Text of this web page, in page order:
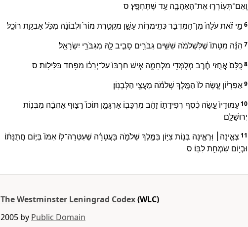
וְֽאִם־תְּעֽוֹרְר֛וּ אֶת־הָאַהֲבָ֖ה עַ֥ד שֶׁתֶּחְפָּֽץ׃ ס
6 מִ֣י זֹ֗את עֹלָה֙ מִן־הַמִּדְבָּ֔ר כְּתִֽימֲר֖וֹת עָשָׁ֑ן מְקֻטֶּ֤רֶת מוֹר֙ וּלְבוֹנָ֔ה מִכֹּ֖ל אַבְקַ֥ת רוֹכֵֽל׃
7 הִנֵּ֗ה מִטָּתוֹ֙ שֶׁלִּשְׁלֹמֹ֔ה שִׁשִּׁ֥ים גִּבֹּרִ֖ים סָבִ֣יב לָ֑הּ מִגִּבֹּרֵ֖י יִשְׂרָאֵֽל׃
8כֻּלָּם֙ אֲחֻ֣זֵי חֶ֔רֶב מְלֻמְּדֵ֖י מִלְחָמָ֑ה אִ֤ישׁ חַרְבּוֹ֙ עַל־יְרֵכ֔וֹ מִפַּ֖חַד בַּלֵּילֽוֹת׃ ס
9אַפִּרְי֗וֹן עָ֤שָׂה לוֹ֙ הַמֶּ֣לֶךְ שְׁלֹמֹ֔ה מֵעֲצֵ֖י הַלְּבָנֽוֹן׃
10עַמּוּדָיו֙ עָ֣שָׂה כֶ֔סֶף רְפִידָת֣וֹ זָהָ֔ב מֶרְכָּב֖וֹ אַרְגָּמָ֑ן תּוֹכוֹ֙ רָצ֣וּף אַהֲבָ֔ה מִבְּנ֖וֹת
יְרוּשָׁלִָֽם׃
11 צְאֶ֧ינָה׀ וּֽרְאֶ֛ינָה בְּנ֥וֹת צִיּ֖וֹן בַּמֶּ֣לֶךְ שְׁלֹמֹ֑ה בָּעֲטָרָ֗ה שֶׁעִטְּרָה־לּ֤וֹ אִמּוֹ֙ בְּי֣וֹם חֲתֻנָּת֔וֹ
וּבְי֖וֹם שִׂמְחַ֥ת לִבּֽוֹ׃ ס
The Westminster Leningrad Codex(WLC)
2005 by Public Domain